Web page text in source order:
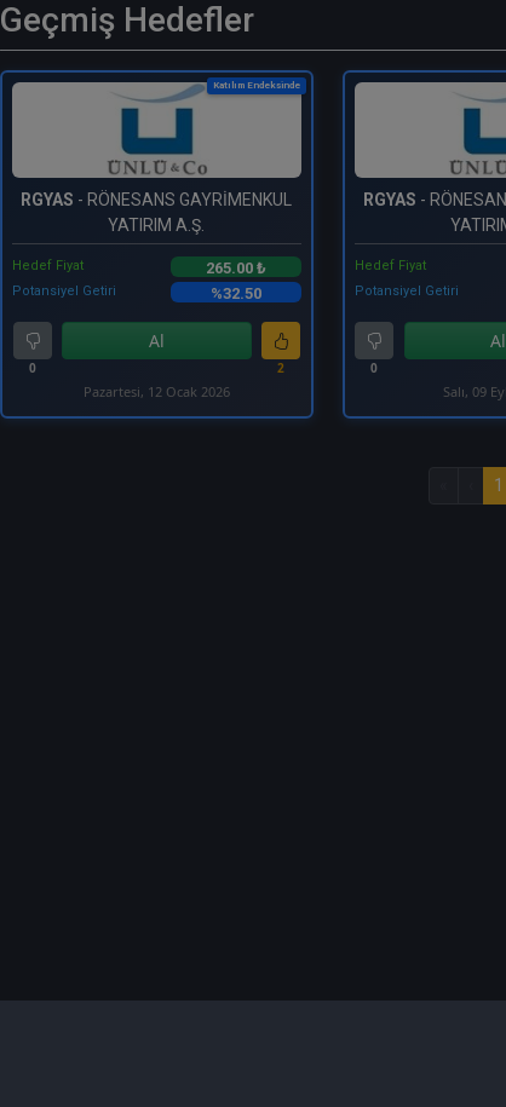
Geçmiş Hedefler
Katılım Endeksinde
RGYAS - RÖNESANS GAYRİMENKUL
YATIRIM A.Ş.
Hedef Fiyat 265.00 ₺
Potansiyel Getiri %32.50
0
Al
2
Pazartesi, 12 Ocak 2026
RGYAS -
Hedef Fiyat
Potansiyel Getiri
0
Al
Salı, 09
1